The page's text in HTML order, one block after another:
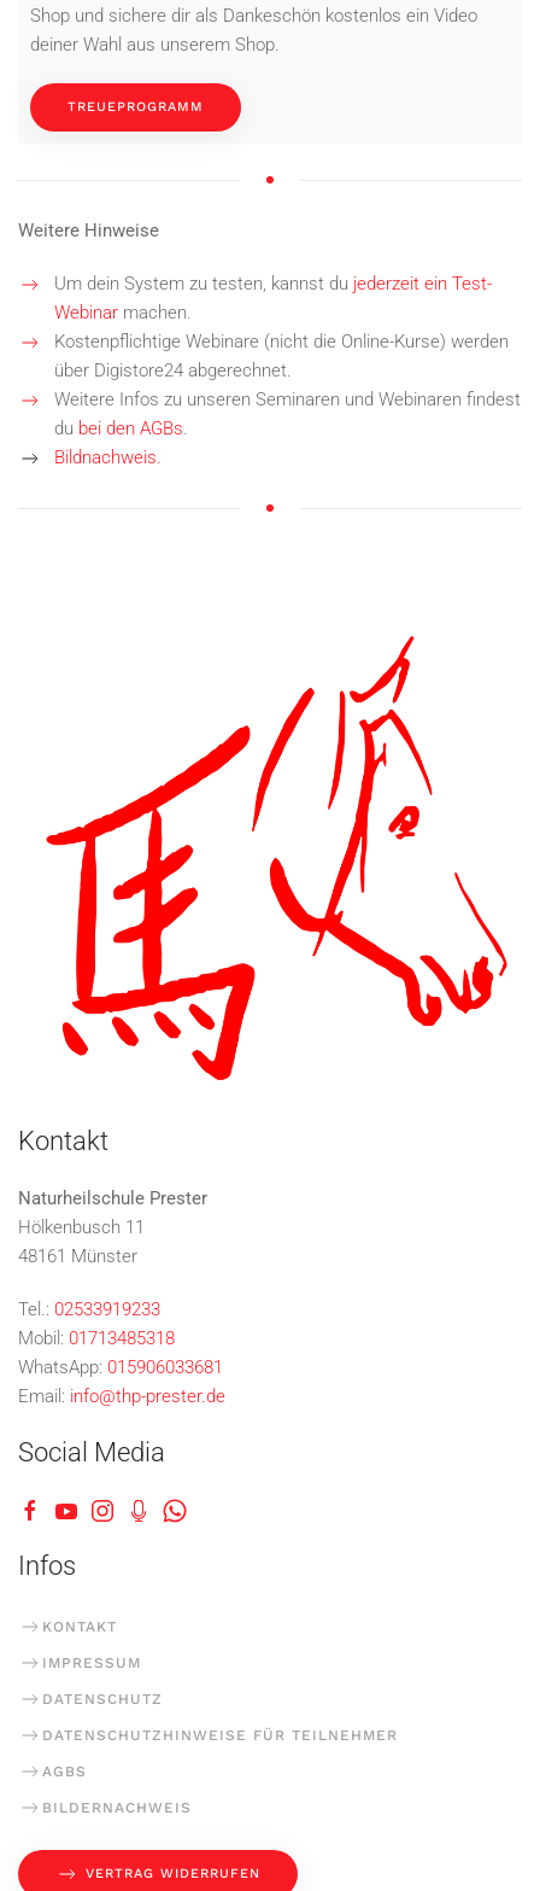
Shop und sichere dir als Dankeschön kostenlos ein Video
deiner Wahl aus unserem Shop.
TREUEPROGRAMM
Weitere Hinweise
Um dein System zu testen, kannst du jederzeit ein Test-
Webinar machen.
Kostenpflichtige Webinare (nicht die Online-Kurse) werden
über Digistore24 abgerechnet.
Weitere Infos zu unseren Seminaren und Webinaren findest
du bei den AGBs.
Bildnachweis.
Kontakt
Naturheilschule Prester
Hölkenbusch 11
48161 Münster
Tel.: 02533919233
Mobil: 01713485318
WhatsApp: 015906033681
Email: info@thp-prester.de
Social Media
Infos
KONTAKT
IMPRESSUM
DATENSCHUTZ
DATENSCHUTZHINWEISE FÜR TEILNEHMER
AGBS
BILDERNACHWEIS
VERTRAG WIDERRUFEN